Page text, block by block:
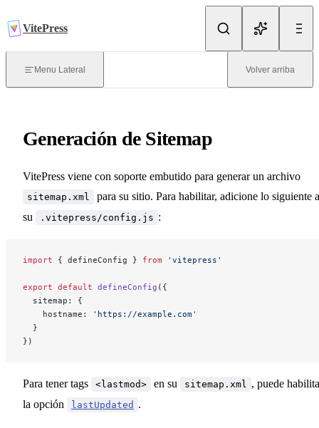
VitePress
Menu Lateral Volver arriba
Iniciando
Enrutamiento
Despliegue
Escribiendo
Generación de Sitemap
VitePress viene con soporte embutido para generar un archivo
sitemap.xml
para su sitio. Para habilitar, adicione lo siguiente a
su
.vitepress/config.js :
import { defineConfig } from 'vitepress'
export default defineConfig ({
  sitemap: {
    hostname:
'https://example.com'
  }
})
Para tener tags <lastmod> en su sitemap.xml
, puede
la opción
lastUpdated .